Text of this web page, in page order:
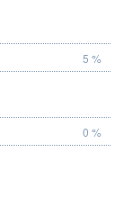
5 %
0 %